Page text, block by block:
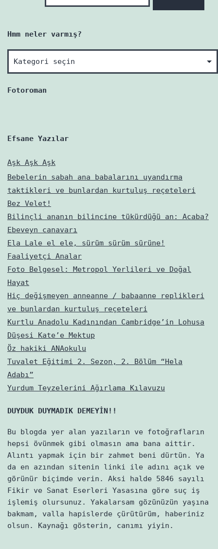
Hmm neler varmış?
Hmm
neler
varmış?
Fotoroman
Efsane Yazılar
Aşk Aşk Aşk
Bebelerin sabah ana babalarını uyandırma
taktikleri ve bunlardan kurtuluş reçeteleri
Bez Velet!
Bilinçli ananın bilincine tükürdüğü an: Acaba?
Ebeveyn canavarı
Ela Lale el ele, sürüm sürüm sürüne!
Faaliyetçi Analar
Foto Belgesel: Metropol Yerlileri ve Doğal
Hayat
Hiç değişmeyen anneanne / babaanne replikleri
ve bunlardan kurtuluş reçeteleri
Kurtlu Anadolu Kadınından Cambridge’in Lohusa
Düşesi Kate’e Mektup
Öz hakiki ANAokulu
Tuvalet Eğitimi 2. Sezon, 2. Bölüm “Hela
Adabı”
Yurdum Teyzelerini Ağırlama Kılavuzu
DUYDUK DUYMADIK DEMEYİN!!
Bu blogda yer alan yazıların ve fotoğrafların
hepsi övünmek gibi olmasın ama bana aittir.
Alıntı yapmak için bir zahmet beni dürtün. Ya
da en azından sitenin linki ile adını açık ve
görünür biçimde verin. Aksi halde 5846 sayılı
Fikir ve Sanat Eserleri Yasasına göre suç iş
işlemiş olursunuz. Yakalarsam gözünüzün yaşına
bakmam, valla hapislerde çürütürüm, haberiniz
olsun. Kaynağı gösterin, canımı yiyin.